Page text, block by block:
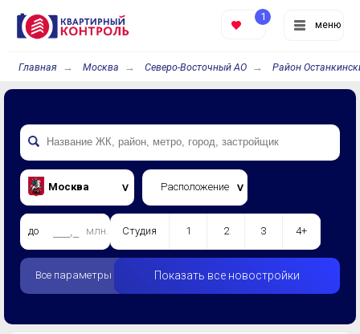
меню
1
Главная Москва Северо-Восточный АО Район
Москва Расположение
до млн. Студия 1 2 3 4+
Все параметры Показать все новостройки